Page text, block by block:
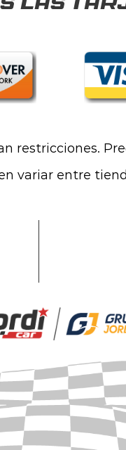
las
restricciones.
variar entre